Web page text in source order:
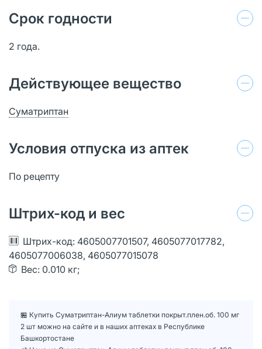
Срок годности
2 года.
Действующее вещество
Суматриптан
Условия отпуска из аптек
По рецепту
Штрих-код и вес
Штрих-код: 4605007701507, 4605077017782,
4605077006038, 4605077015078
Вес: 0.010 кг;
🏪 Купить Суматриптан-Алиум таблетки покрыт.плен.об. 100 мг
2 шт можно на сайте и в наших аптеках в Республике
Башкортостане